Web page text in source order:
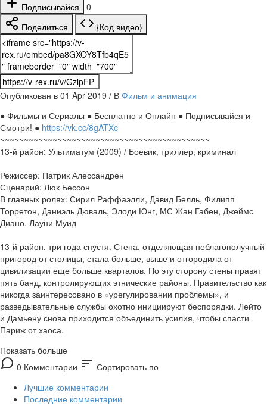
Подписывайся
0
Поделиться
{Код видео}
Опубликован в 01 Apr 2019 / В Фильм и анимация
● Фильмы и Сериалы ● Бесплатно и Онлайн ● Подписывайся и
Смотри! ● https://vk.cc/8gATXc
~~~~~~~~~~~~~~~~~~~~~~~~~~~~~~~~~~~~~~~~~~~~
13-й район: Ультиматум (2009) / Боевик, триллер, криминал
Режиссер: Патрик Алессандрен
Сценарий: Люк Бессон
В главных ролях: Сирил Раффаэлли, Давид Белль, Филипп
Торретон, Даниэль Дюваль, Элоди Юнг, МС Жан Габен, Джеймс
Диано, Лауни Муид
13-й район, три года спустя. Стена, отделяющая неблагополучный
пригород от столицы, стала больше, выше и отгородила от
цивилизации еще больше кварталов. По эту сторону стены правят
пять банд, контролирующих этнические районы. Правительство как
никогда заинтересовано в «урегулировании проблемы», и
разведывательные службы охотно инициируют беспорядки. Лейто
и Дамьену снова приходится объединить усилия, чтобы спасти
Париж от хаоса.
Показать больше
0 Комментарии sort Сортировать по
Лучшие комментарии
Последние комментарии